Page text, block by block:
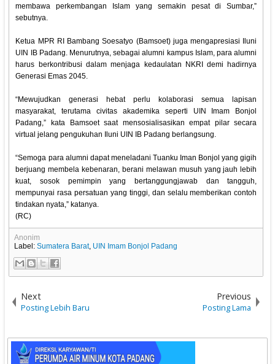
membawa perkembangan Islam yang semakin pesat di Sumbar,”
sebutnya.
Ketua MPR RI Bambang Soesatyo (Bamsoet) juga mengapresiasi Iluni
UIN IB Padang. Menurutnya, sebagai alumni kampus Islam, para alumni
harus berkontribusi dalam menjaga kedaulatan NKRI demi hadirnya
Generasi Emas 2045.
“Mewujudkan generasi hebat perlu kolaborasi semua lapisan
masyarakat, terutama civitas akademika seperti UIN Imam Bonjol
Padang,” kata Bamsoet saat mensosialisasikan empat pilar secara
virtual jelang pengukuhan Iluni UIN IB Padang berlangsung.
“Semoga para alumni dapat meneladani Tuanku Iman Bonjol yang gigih
berjuang membela kebenaran, berani melawan musuh yang jauh lebih
kuat, sosok pemimpin yang bertanggungjawab dan tangguh,
mempunyai rasa persatuan yang tinggi, dan selalu memberikan contoh
tindakan nyata,” katanya.
(RC)
Anonim
Label:Sumatera Barat, UIN Imam Bonjol Padang
Next
Posting Lebih Baru
Previous
Posting Lama